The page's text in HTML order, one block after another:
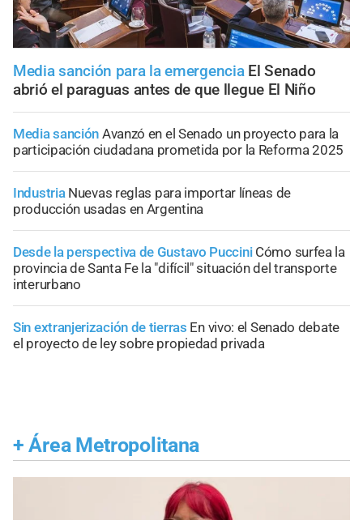
Media sanción para la emergencia El Senado
abrió el paraguas antes de que llegue El Niño
Media sanción Avanzó en el Senado un proyecto para la
participación ciudadana prometida por la Reforma 2025
Industria Nuevas reglas para importar líneas de
producción usadas en Argentina
Desde la perspectiva de Gustavo Puccini Cómo surfea la
provincia de Santa Fe la "difícil" situación del transporte
interurbano
Sin extranjerización de tierras En vivo: el Senado debate
el proyecto de ley sobre propiedad privada
+ Área Metropolitana